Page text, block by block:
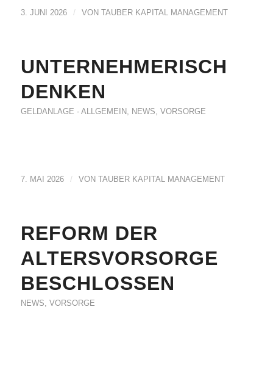
3. JUNI 2026 / VON TAUBER KAPITAL MANAGEMENT
UNTERNEHMERISCH
DENKEN
GELDANLAGE - ALLGEMEIN, NEWS, VORSORGE
7. MAI 2026 / VON TAUBER KAPITAL MANAGEMENT
REFORM DER
ALTERSVORSORGE
BESCHLOSSEN
NEWS VORSORGE